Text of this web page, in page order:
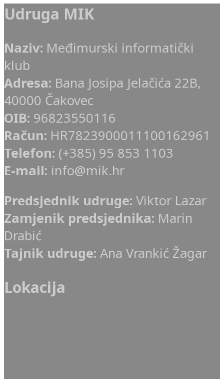
Udruga MIK
Naziv: Međimurski informatički
klub
Adresa: Bana Josipa Jelačića 22B,
40000 Čakovec
OIB: 96823550116
Račun: HR7823900011100162961
Telefon: (+385) 95 853 1103
E-mail: info@mik.hr
Predsjednik udruge: Viktor Lazar
Zamjenik predsjednika: Marin
Drabić
Tajnik udruge: Ana Vrankić Žagar
Lokacija